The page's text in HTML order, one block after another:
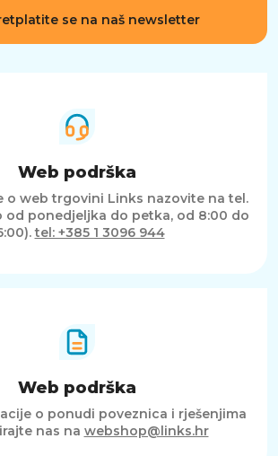
se na naš newsletter
Web podrška
o web trgovini Links nazovite na tel.
od ponedjeljka do petka, od 8:00 do
tel: +385 1 3096 944
Web podrška
o ponudi poveznica i rješenjima
nas na webshop@links.hr